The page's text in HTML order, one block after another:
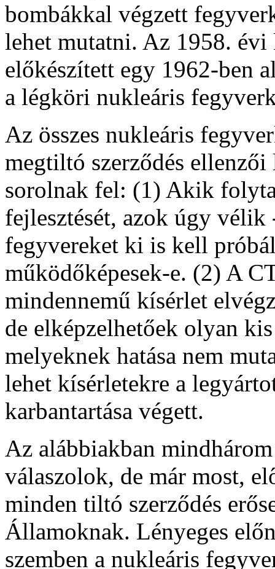
bombákkal végzett
lehet mutatni. Az 1958.
előkészített egy 1962-ben
a légköri nukleáris
Az összes nukleáris
megtiltó szerződés
sorolnak fel: (1) Akik
fejlesztését, azok úgy
fegyvereket ki is kell
működőképesek-e. (2) A
mindennemű kísérlet
de elképzelhetőek olyan
melyeknek hatása nem
lehet kísérletekre a
karbantartása végett.
Az alábbiakban
válaszolok, de már most,
minden tiltó szerződés
Államoknak. Lényeges
szemben a nukleáris